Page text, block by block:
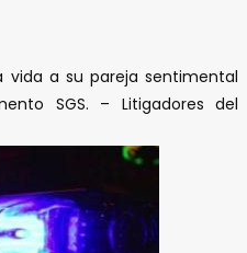
vida a su pareja sentimental
SGS. – Litigadores del